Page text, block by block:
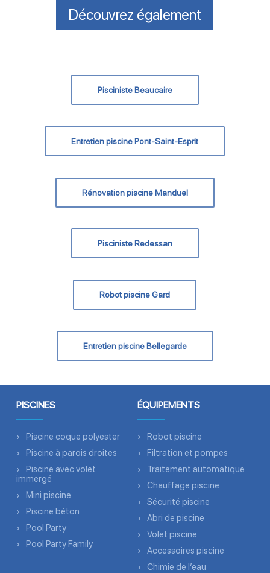
Découvrez également
Pisciniste Beaucaire
Entretien piscine Pont-Saint-Esprit
Rénovation piscine Manduel
Pisciniste Redessan
Robot piscine Gard
Entretien piscine Bellegarde
PISCINES
Piscine coque polyester
Piscine à parois droites
Piscine avec volet
immergé
Mini piscine
Piscine béton
Pool Party
Pool Party Family
ÉQUIPEMENTS
Robot piscine
Filtration et pompes
Traitement automatique
Chauffage piscine
Sécurité piscine
Abri de piscine
Volet piscine
Accessoires piscine
Chimie de l’eau